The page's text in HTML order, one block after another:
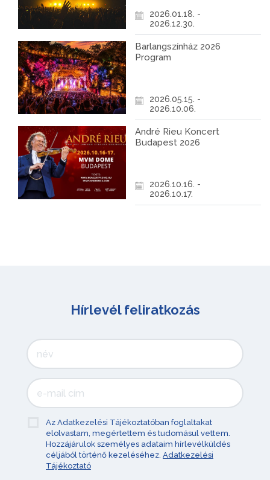
2026.01.18. -
2026.12.30.
Barlangszínház 2026
Program
2026.05.15. -
2026.10.06.
André Rieu Koncert
Budapest 2026
2026.10.16. -
2026.10.17.
Hírlevél feliratkozás
Az Adatkezelési Tájékoztatóban foglaltakat
elolvastam, megértettem és tudomásul vettem.
Hozzájárulok személyes adataim hírlevélküldés
céljából történő kezeléséhez. Adatkezelési
Tájékoztató